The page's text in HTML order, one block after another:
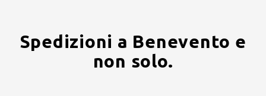
Spedizioni a Benevento e
non solo.